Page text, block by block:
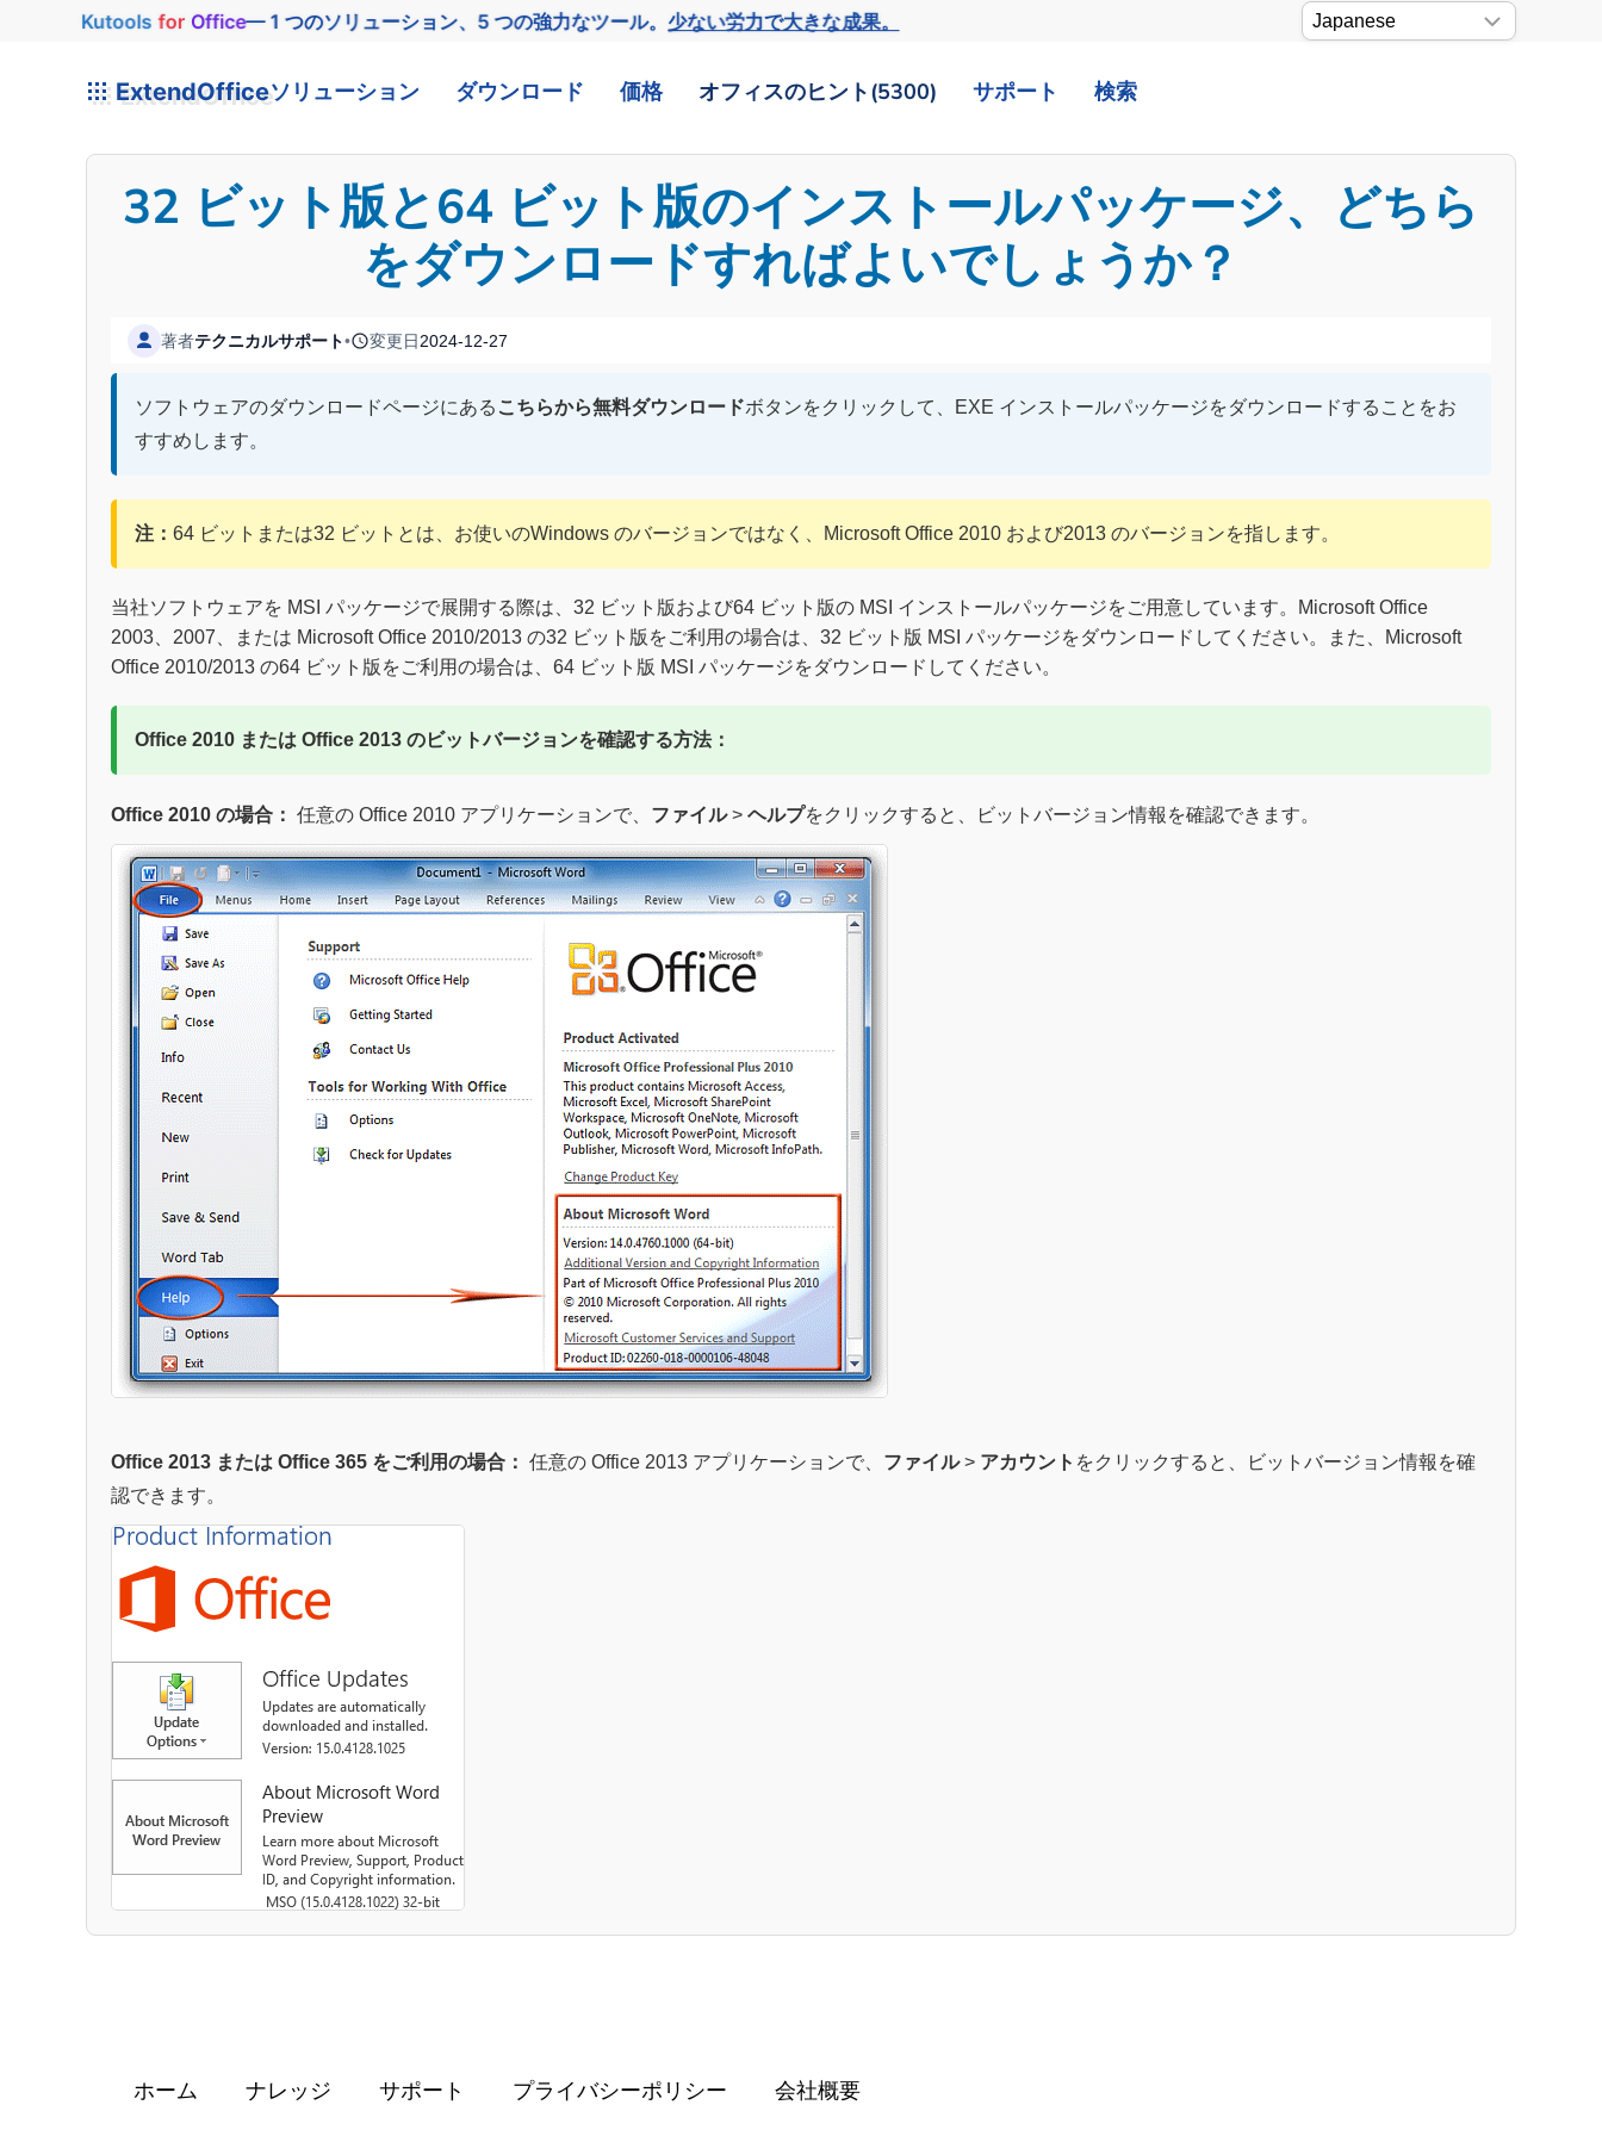
Kutools for Office— 1 つのソリューション、5 つの強力なツール。少ない労力で大きな成果。
ExtendOfficeソリューション ダウンロード 価格 オフィスのヒント(5300) サポート 検索
32 ビット版と64 ビット版のインストールパッケージ、どちら
をダウンロードすればよいでしょうか？
著者テクニカルサポート• 変更日2024-12-27
ソフトウェアのダウンロードページにある こちらから無料ダウンロードボタンをクリックして、EXE インストールパッケージをダウンロードすることをお
すすめします。
注： 64 ビットまたは32 ビットとは、お使いのWindows のバージョンではなく、Microsoft Office 2010 および2013 のバージョンを指します。
当社ソフトウェアを MSI パッケージで展開する際は、32 ビット版および64 ビット版の MSI インストールパッケージをご用意しています。Microsoft Office
2003、2007、または Microsoft Office 2010/2013 の32 ビット版をご利用の場合は、32 ビット版 MSI パッケージをダウンロードしてください。また、Microsoft
Office 2010/2013 の64 ビット版をご利用の場合は、64 ビット版 MSI パッケージをダウンロードしてください。
Office 2010 または Office 2013 のビットバージョンを確認する方法：
Office 2010 の場合： 任意の Office 2010 アプリケーションで、 ファイル> ヘルプをクリックすると、ビットバージョン情報を確認できます。
Office 2013 または Office 365 をご利用の場合： 任意の Office 2013 アプリケーションで、 ファイル> アカウント をクリックすると、ビットバージョン情報を確
認できます。
ホーム ナレッジ サポート プライバシーポリシー 会社概要